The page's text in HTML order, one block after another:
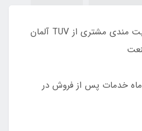
اولین دارنده استاندارد رضایت مندی مشتری از TUV آلمان
دارای ٢۴ ماه ضمانت و ١٢١ ماه خدمات پس از فروش در